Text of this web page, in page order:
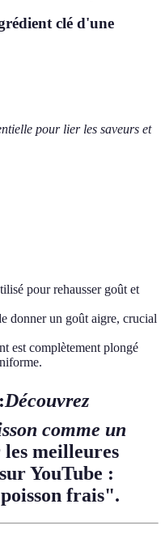
clé d'une
pour lier les saveurs et
pour rehausser goût et
donner un goût aigre, crucial
est complètement plongé
Découvrez
comme un
meilleures
YouTube :
frais".